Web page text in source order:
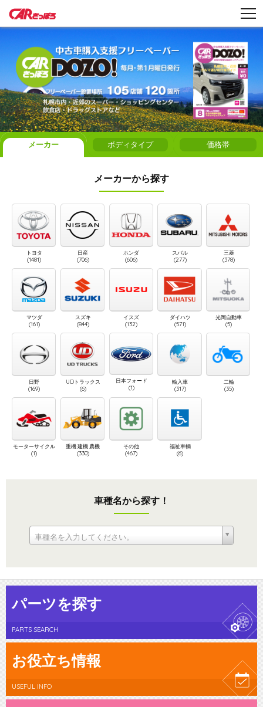
メーカー ボディタイプ 価格帯
メーカーから探す
トヨタ
(1481)
日産
(706)
ホンダ
(606)
スバル
(277)
三菱
(378)
マツダ
(161)
スズキ
(844)
イスズ
(132)
ダイハツ
(571)
光岡自動車
(5)
日野
(169)
UDトラックス
(6)
日本フォード
(1)
輸入車
(317)
二輪
(35)
モーターサイクル
(1)
重機 建機 農機
(330)
その他
(467)
福祉車輌
(6)
車種名から探す！
車種名を入力してください。
パーツを探す
PARTS SEARCH
お役立ち情報
USEFUL INFO